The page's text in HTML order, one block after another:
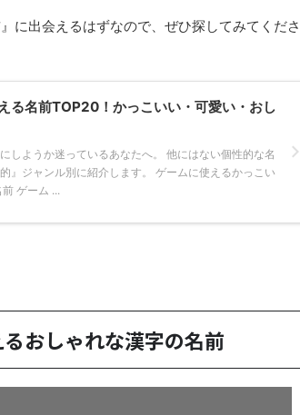
に出会えるはずなので、ぜひ探してみてくださ
る名前TOP20！かっこいい・可愛い・おし
しようか迷っているあなたへ。 他にはない個性的な名
』ジャンル別に紹介します。 ゲームに使えるかっこい
ゲーム ...
るおしゃれな漢字の名前